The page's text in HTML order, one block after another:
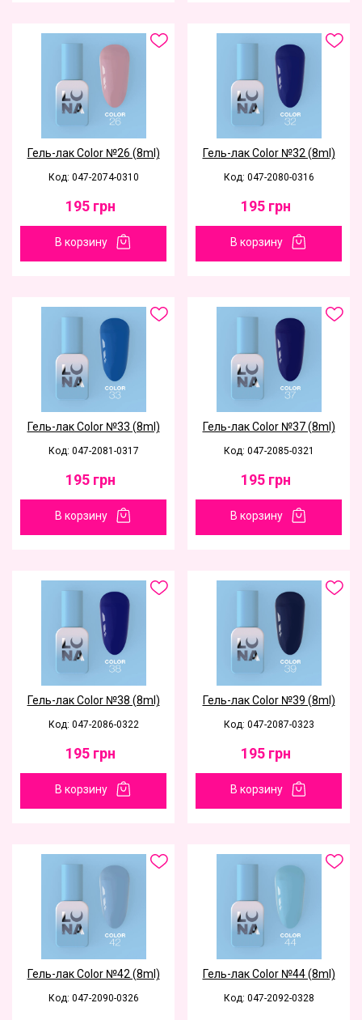
Гель-лак Color №26 (8ml)
Код: 047-2074-0310
195 грн
В корзину
Гель-лак Color №32 (8ml)
Код: 047-2080-0316
195 грн
В корзину
Гель-лак Color №33 (8ml)
Код: 047-2081-0317
195 грн
В корзину
Гель-лак Color №37 (8ml)
Код: 047-2085-0321
195 грн
В корзину
Гель-лак Color №38 (8ml)
Код: 047-2086-0322
195 грн
В корзину
Гель-лак Color №39 (8ml)
Код: 047-2087-0323
195 грн
В корзину
Гель-лак Color №42 (8ml)
Код: 047-2090-0326
Гель-лак Color №44 (8ml)
Код: 047-2092-0328